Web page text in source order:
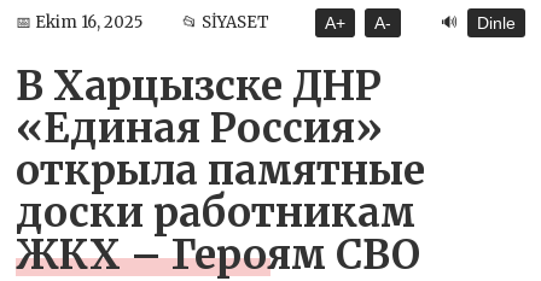
📅 Ekim 16, 2025 📂 SİYASET A+ A- 🔊 Dinle
В Харцызске ДНР
«Единая Россия»
открыла памятные
доски работникам
ЖКХ – Героям СВО